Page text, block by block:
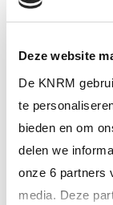
Deze website
De KNRM
te
bieden en om
delen we
onze 6 partners
media. Deze
23 juli 2026
Prio 1 Vaartuig
ALTIJD ALS
HET